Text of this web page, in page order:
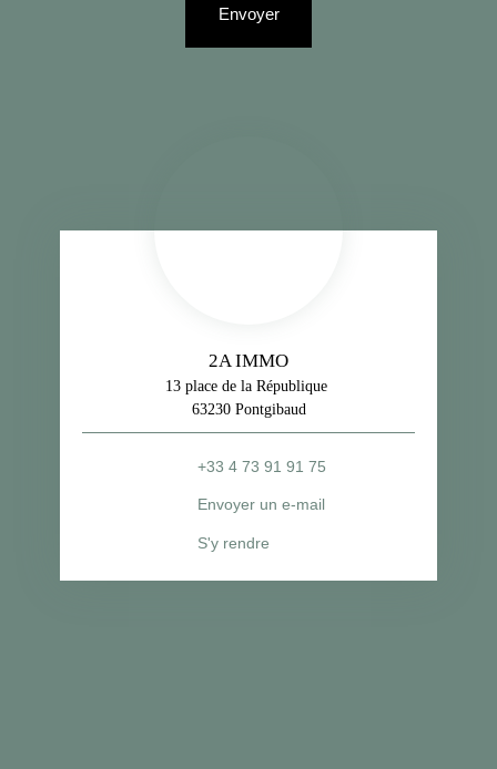
Envoyer
2A IMMO
13 place de la République
63230 Pontgibaud
+33 4 73 91 91 75
Envoyer un e-mail
S'y rendre